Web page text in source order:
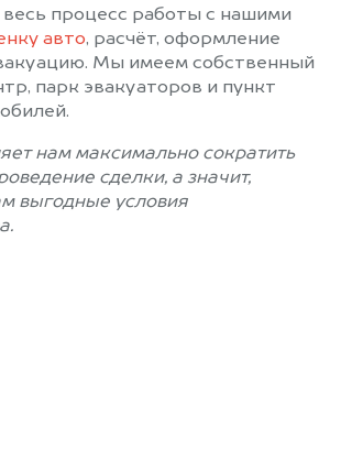
Шлиссельбург
процесс работы с нашими
авто, расчёт, оформление
Мы имеем собственный
парк эвакуаторов и пункт
нам максимально сократить
сделки, а значит,
выгодные условия